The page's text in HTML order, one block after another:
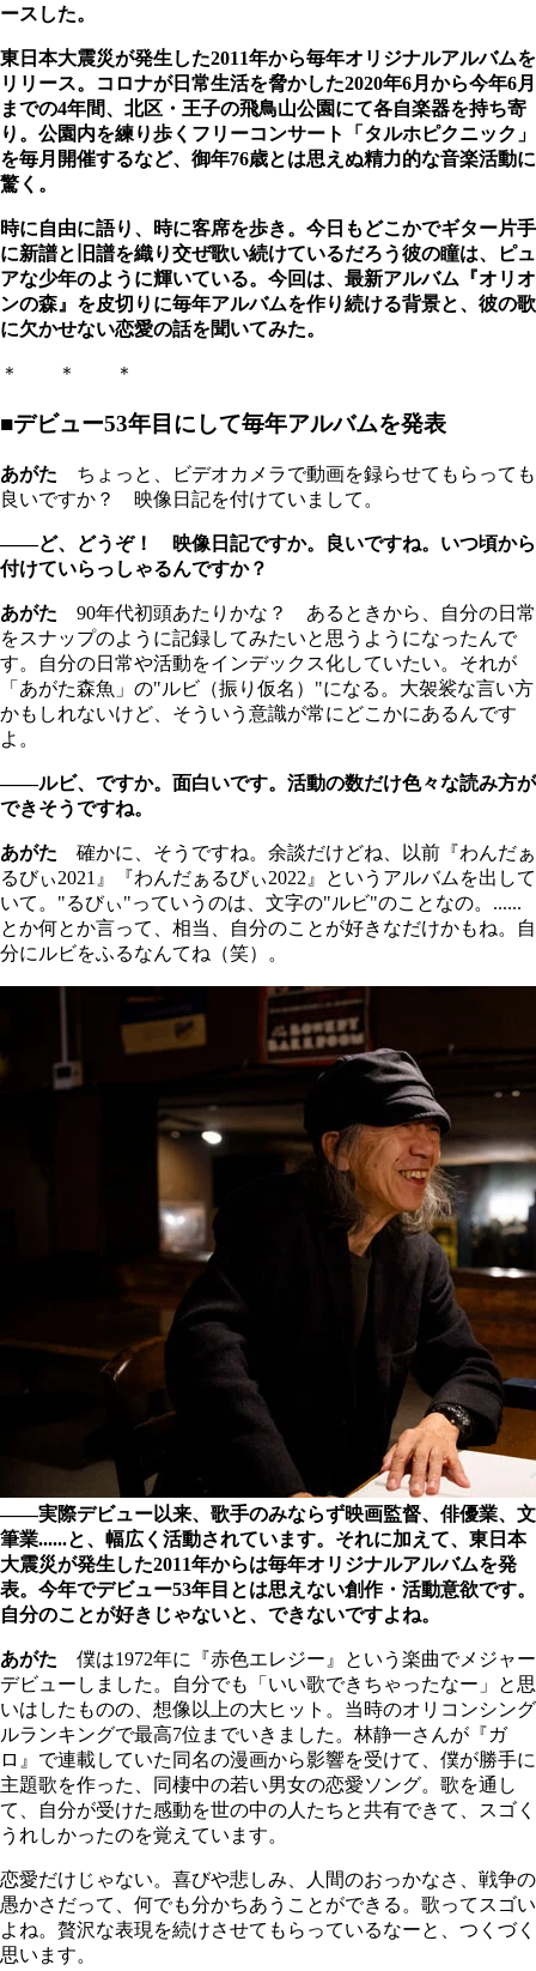
ースした。
東日本大震災が発生した2011年から毎年オリジナルアルバムを
リリース。コロナが日常生活を脅かした2020年6月から今年6月
までの4年間、北区・王子の飛鳥山公園にて各自楽器を持ち寄
り。公園内を練り歩くフリーコンサート「タルホピクニック」
を毎月開催するなど、御年76歳とは思えぬ精力的な音楽活動に
驚く。
時に自由に語り、時に客席を歩き。今日もどこかでギター片手
に新譜と旧譜を織り交ぜ歌い続けているだろう彼の瞳は、ピュ
アな少年のように輝いている。今回は、最新アルバム『オリオ
ンの森』を皮切りに毎年アルバムを作り続ける背景と、彼の歌
に欠かせない恋愛の話を聞いてみた。
＊ ＊ ＊
■デビュー53年目にして毎年アルバムを発表
あがた ちょっと、ビデオカメラで動画を録らせてもらっても
良いですか？ 映像日記を付けていまして。
――ど、どうぞ！ 映像日記ですか。良いですね。いつ頃から
付けていらっしゃるんですか？
あがた 90年代初頭あたりかな？ あるときから、自分の日常
をスナップのように記録してみたいと思うようになったんで
す。自分の日常や活動をインデックス化していたい。それが
「あがた森魚」の"ルビ（振り仮名）"になる。大袈裟な言い方
かもしれないけど、そういう意識が常にどこかにあるんです
よ。
――ルビ、ですか。面白いです。活動の数だけ色々な読み方が
できそうですね。
あがた 確かに、そうですね。余談だけどね、以前『わんだぁ
るびぃ2021』『わんだぁるびぃ2022』というアルバムを出して
いて。"るびぃ"っていうのは、文字の"ルビ"のことなの。......
とか何とか言って、相当、自分のことが好きなだけかもね。自
分にルビをふるなんてね（笑）。
――実際デビュー以来、歌手のみならず映画監督、俳優業、文
筆業......と、幅広く活動されています。それに加えて、東日本
大震災が発生した2011年からは毎年オリジナルアルバムを発
表。今年でデビュー53年目とは思えない創作・活動意欲です。
自分のことが好きじゃないと、できないですよね。
あがた 僕は1972年に『赤色エレジー』という楽曲でメジャー
デビューしました。自分でも「いい歌できちゃったなー」と思
いはしたものの、想像以上の大ヒット。当時のオリコンシング
ルランキングで最高7位までいきました。林静一さんが『ガ
ロ』で連載していた同名の漫画から影響を受けて、僕が勝手に
主題歌を作った、同棲中の若い男女の恋愛ソング。歌を通し
て、自分が受けた感動を世の中の人たちと共有できて、スゴく
うれしかったのを覚えています。
恋愛だけじゃない。喜びや悲しみ、人間のおっかなさ、戦争の
愚かさだって、何でも分かちあうことができる。歌ってスゴい
よね。贅沢な表現を続けさせてもらっているなーと、つくづく
思います。